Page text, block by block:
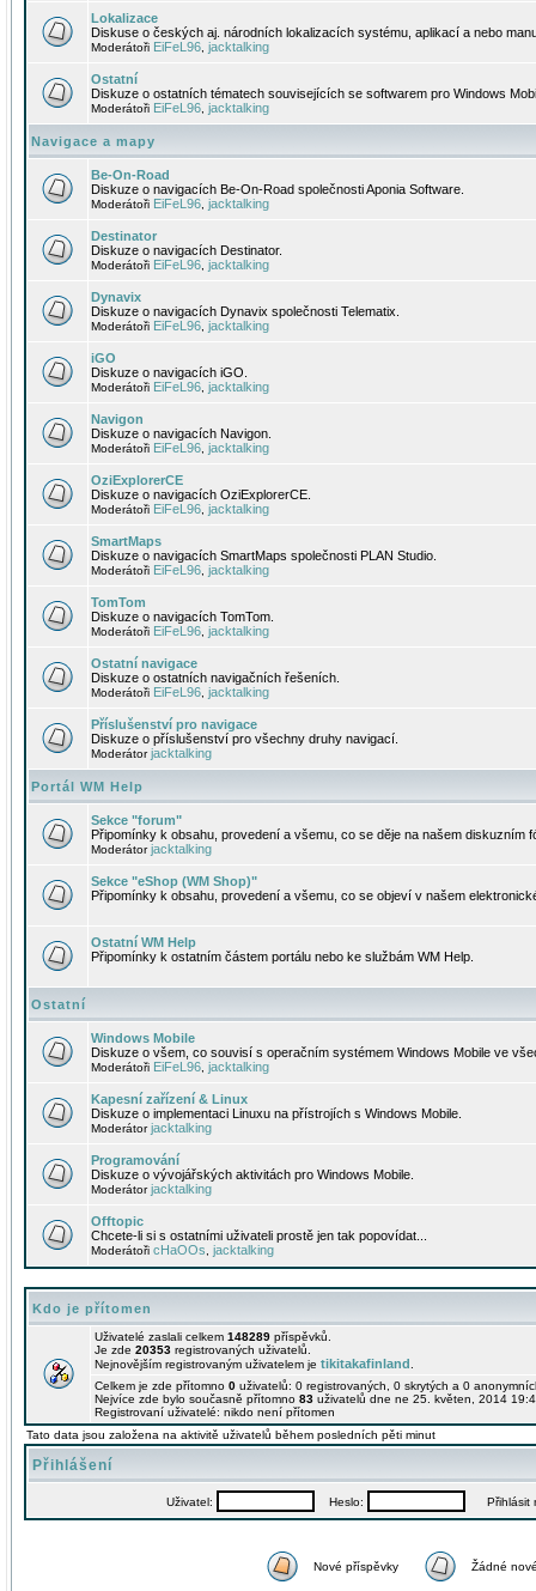
Lokalizace
Diskuse o českých aj. národních lokalizacích systému, aplikací a nebo
Moderátoři EiFeL96 jacktalking
Ostatní
Diskuze o ostatních tématech souvisejících se softwarem pro Windows
Moderátoři EiFeL96 jacktalking
Navigace a mapy
Be-On-Road
Diskuze o navigacích Be-On-Road společnosti Aponia Software.
Moderátoři EiFeL96 jacktalking
Destinator
Diskuze o navigacích Destinator.
Moderátoři EiFeL96 jacktalking
Dynavix
Diskuze o navigacích Dynavix společnosti Telematix.
Moderátoři EiFeL96 jacktalking
iGO
Diskuze o navigacích iGO.
Moderátoři EiFeL96 jacktalking
Navigon
Diskuze o navigacích Navigon.
Moderátoři EiFeL96 jacktalking
OziExplorerCE
Diskuze o navigacích OziExplorerCE.
Moderátoři EiFeL96 jacktalking
SmartMaps
Diskuze o navigacích SmartMaps společnosti PLAN Studio.
Moderátoři EiFeL96 jacktalking
TomTom
Diskuze o navigacích TomTom.
Moderátoři EiFeL96 jacktalking
Ostatní navigace
Diskuze o ostatních navigačních řešeních.
Moderátoři EiFeL96 jacktalking
Příslušenství pro navigace
Diskuze o příslušenství pro všechny druhy navigací.
Moderátorjacktalking
Portál WM Help
Sekce "forum"
Připomínky k obsahu, provedení a všemu, co se děje na našem diskuzním
Moderátorjacktalking
Sekce "eShop (WM Shop)"
Připomínky k obsahu, provedení a všemu, co se objeví v našem
Ostatní WM Help
Připomínky k ostatním částem portálu nebo ke službám WM Help.
Ostatní
Windows Mobile
Diskuze o všem, co souvisí s operačním systémem Windows Mobile ve
Moderátoři EiFeL96 jacktalking
Kapesní zařízení & Linux
Diskuze o implementaci Linuxu na přístrojích s Windows Mobile.
Moderátorjacktalking
Programování
Diskuze o vývojářských aktivitách pro Windows Mobile.
Moderátorjacktalking
Offtopic
Chcete-li si s ostatními uživateli prostě jen tak popovídat...
Moderátoři cHaOOs jacktalking
Kdo je přítomen
Uživatelé zaslali celkem 148289 příspěvků.
Je zde 20353 registrovaných uživatelů.
Nejnovějším registrovaným uživatelem je tikitakafinland
Celkem je zde přítomno 0 uživatelů: 0 registrovaných, 0 skrytých a 0
Nejvíce zde bylo současně přítomno 83 uživatelů dne ne 25. květen, 2014
Registrovaní uživatelé: nikdo není přítomen
Tato data jsou založena na aktivitě uživatelů během posledních pěti minut
Přihlášení
Uživatel: Heslo: Přihlásit
Nové příspěvky Žádné